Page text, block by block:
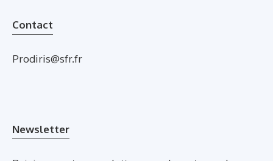
Contact
Prodiris@sfr.fr
Newsletter